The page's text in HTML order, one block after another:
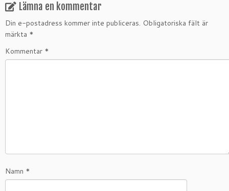
Lämna en kommentar
Din e-postadress kommer inte publiceras. Obligatoriska fält är
märkta *
Kommentar *
Namn *